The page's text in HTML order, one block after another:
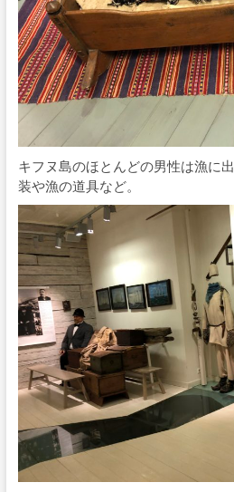
キフヌ島のほとんどの男性は漁に
装や漁の道具など。